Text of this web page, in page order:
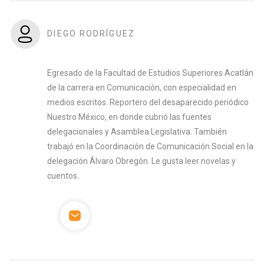
DIEGO RODRÍGUEZ
Egresado de la Facultad de Estudios Superiores Acatlán
de la carrera en Comunicación, con especialidad en
medios escritos. Reportero del desaparecido periódico
Nuestro México, en donde cubrió las fuentes
delegacionales y Asamblea Legislativa. También
trabajó en la Coordinación de Comunicación Social en la
delegación Álvaro Obregón. Le gusta leer novelas y
cuentos.